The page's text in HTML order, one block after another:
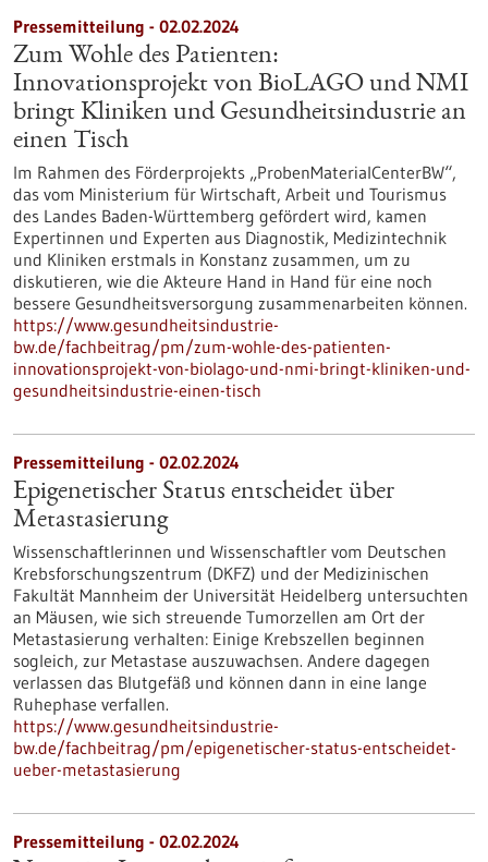
Pressemitteilung - 02.02.2024
Zum Wohle des Patienten:
Innovationsprojekt von BioLAGO und NMI
bringt Kliniken und Gesundheitsindustrie an
einen Tisch
Im Rahmen des Förderprojekts „ProbenMaterialCenterBW“,
das vom Ministerium für Wirtschaft, Arbeit und Tourismus
des Landes Baden-Württemberg gefördert wird, kamen
Expertinnen und Experten aus Diagnostik, Medizintechnik
und Kliniken erstmals in Konstanz zusammen, um zu
diskutieren, wie die Akteure Hand in Hand für eine noch
bessere Gesundheitsversorgung zusammenarbeiten können.
https://www.gesundheitsindustrie-
bw.de/fachbeitrag/pm/zum-wohle-des-patienten-
innovationsprojekt-von-biolago-und-nmi-bringt-kliniken-und-
gesundheitsindustrie-einen-tisch
Pressemitteilung - 02.02.2024
Epigenetischer Status entscheidet über
Metastasierung
Wissenschaftlerinnen und Wissenschaftler vom Deutschen
Krebsforschungszentrum (DKFZ) und der Medizinischen
Fakultät Mannheim der Universität Heidelberg untersuchten
an Mäusen, wie sich streuende Tumorzellen am Ort der
Metastasierung verhalten: Einige Krebszellen beginnen
sogleich, zur Metastase auszuwachsen. Andere dagegen
verlassen das Blutgefäß und können dann in eine lange
Ruhephase verfallen.
https://www.gesundheitsindustrie-
bw.de/fachbeitrag/pm/epigenetischer-status-entscheidet-
ueber-metastasierung
Pressemitteilung - 02.02.2024